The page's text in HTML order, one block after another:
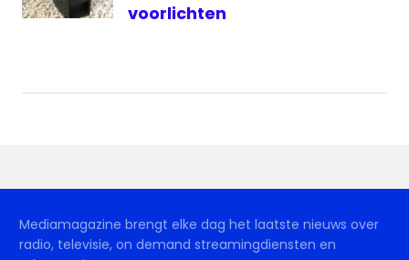
voorlichten
Mediamagazine brengt elke dag het laatste nieuws over
radio, televisie, on demand streamingdiensten en